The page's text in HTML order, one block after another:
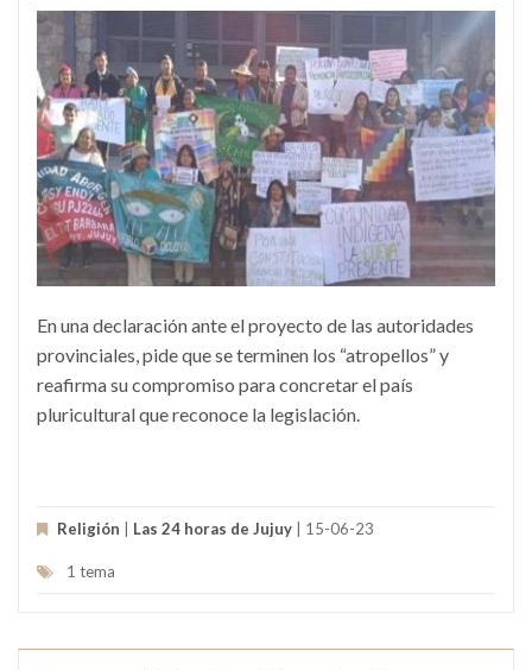
En una declaración ante el proyecto de las autoridades
provinciales, pide que se terminen los “atropellos” y
reafirma su compromiso para concretar el país
pluricultural que reconoce la legislación.
Religión | Las 24 horas de Jujuy | 15-06-23
1 tema